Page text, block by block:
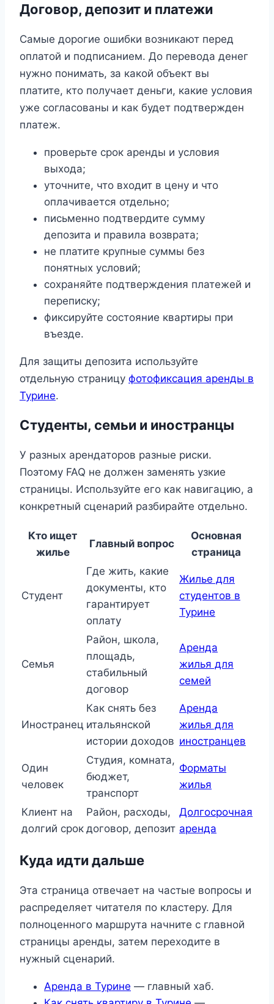
Договор, депозит и платежи
Самые дорогие ошибки возникают перед
оплатой и подписанием. До перевода денег
нужно понимать, за какой объект вы
платите, кто получает деньги, какие условия
уже согласованы и как будет подтвержден
платеж.
проверьте срок аренды и условия
выхода;
уточните, что входит в цену и что
оплачивается отдельно;
письменно подтвердите сумму
депозита и правила возврата;
не платите крупные суммы без
понятных условий;
сохраняйте подтверждения платежей и
переписку;
фиксируйте состояние квартиры при
въезде.
Для защиты депозита используйте
отдельную страницу фотофиксация аренды в
Турине.
Студенты, семьи и иностранцы
У разных арендаторов разные риски.
Поэтому FAQ не должен заменять узкие
страницы. Используйте его как навигацию, а
конкретный сценарий разбирайте отдельно.
Кто ищет
жилье
Главный вопрос
Основная
страница
Студент
Где жить, какие
документы, кто
гарантирует
оплату
Жилье для
студентов в
Турине
Семья
Район, школа,
площадь,
стабильный
договор
Аренда
жилья для
семей
Иностранец
Как снять без
итальянской
истории доходов
Аренда
жилья для
иностранцев
Один
человек
Студия, комната,
бюджет,
транспорт
Форматы
жилья
Клиент на
долгий срок
Район, расходы,
договор, депозит
Долгосрочная
аренда
Куда идти дальше
Эта страница отвечает на частые вопросы и
распределяет читателя по кластеру. Для
полноценного маршрута начните с главной
страницы аренды, затем переходите в
нужный сценарий.
Аренда в Турине — главный хаб.